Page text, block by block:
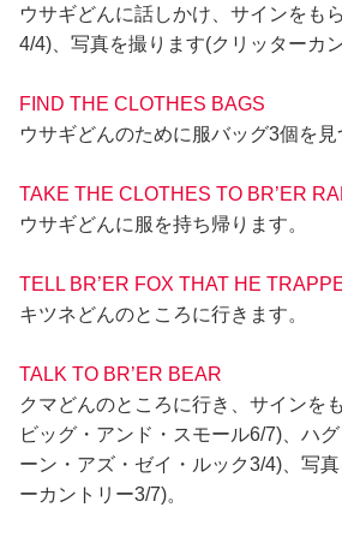
ウサギどんに話しかけ、サインをも
4/4)、写真を撮ります(クリッターカ
FIND THE CLOTHES BAGS
ウサギどんのために服バッグ3個を見
TAKE THE CLOTHES TO BR’ER
ウサギどんに服を持ち帰ります。
TELL BR’ER FOX THAT HE
キツネどんのところに行きます。
TALK TO BR’ER BEAR
クマどんのところに行き、サインを
ビッグ・アンド・スモール6/7)、ハ
ーン・アズ・ゼイ・ルック3/4)、写
ーカントリー3/7)。